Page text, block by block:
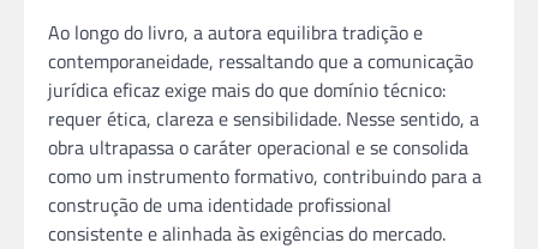
Ao longo do livro, a autora equilibra tradição e
contemporaneidade, ressaltando que a comunicação
jurídica eficaz exige mais do que domínio técnico:
requer ética, clareza e sensibilidade. Nesse sentido, a
obra ultrapassa o caráter operacional e se consolida
como um instrumento formativo, contribuindo para a
construção de uma identidade profissional
consistente e alinhada às exigências do mercado.